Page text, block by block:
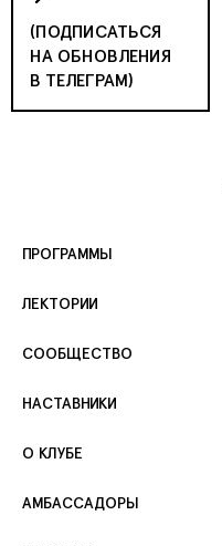
(ПОДПИСАТЬСЯ
НА ОБНОВЛЕНИЯ
В ТЕЛЕГРАМ)
ПРОГРАММЫ
ЛЕКТОРИИ
СООБЩЕСТВО
НАСТАВНИКИ
О КЛУБЕ
АМБАССАДОРЫ